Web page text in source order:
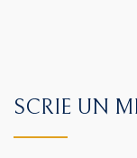
SCRIE UN